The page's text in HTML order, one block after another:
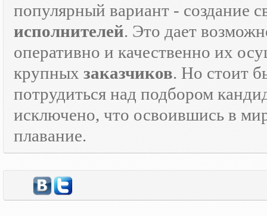
популярный вариант - создание
исполнителей. Это дает
оперативно и качественно их
крупных заказчиков. Но стоит
потрудиться над подбором
исключено, что освоившись в
плавание.